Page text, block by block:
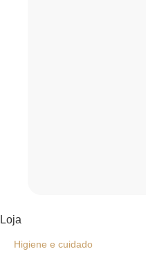
Loja
Higiene e cuidado